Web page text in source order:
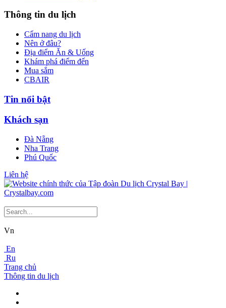
Thông tin du lịch
Cẩm nang du lịch
Nên ở đâu?
Địa điểm Ăn & Uống
Khám phá điểm đến
Mua sắm
CBAIR
Tin nổi bật
Khách sạn
Đà Nẵng
Nha Trang
Phú Quốc
Liên hệ
Vn
En
Ru
Trang chủ
Thông tin du lịch